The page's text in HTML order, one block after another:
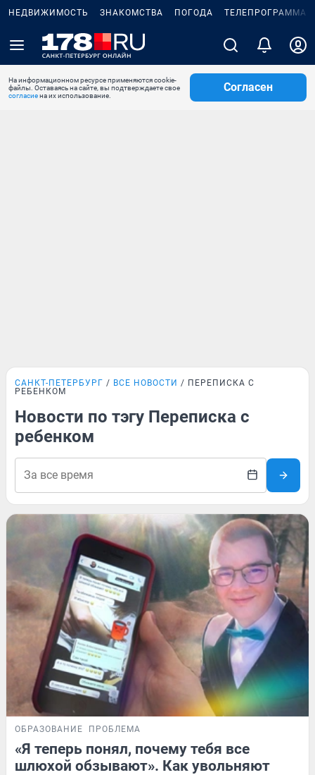
НЕДВИЖИМОСТЬ ЗНАКОМСТВА ПОГОДА ТЕЛЕПРОГРАММА
На информационном ресурсе применяются cookie-
файлы. Оставаясь на сайте, вы подтверждаете свое
согласиена их использование.
Согласен
САНКТ-ПЕТЕРБУРГ ВСЕ НОВОСТИ
ПЕРЕПИСКА С
РЕБЕНКОМ
Новости по тэгу Переписка с
ребенком
ОБРАЗОВАНИЕ ПРОБЛЕМА
«Я теперь понял, почему тебя все
шлюхой обзывают». Как увольняют